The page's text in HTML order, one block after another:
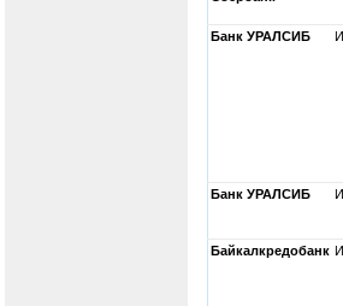
Банк УРАЛСИБ
Банк УРАЛСИБ
Байкалкредобанк